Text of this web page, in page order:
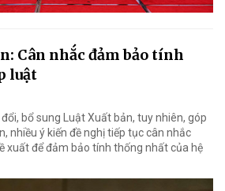
Cân nhắc đảm bảo tính
luật
bổ sung Luật Xuất bản, tuy nhiên, góp
nhiều ý kiến đề nghị tiếp tục cân nhắc
xuất để đảm bảo tính thống nhất của hệ